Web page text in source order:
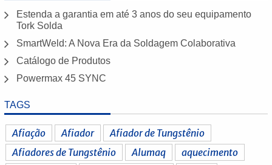
Estenda a garantia em até 3 anos do seu equipamento
Tork Solda
SmartWeld: A Nova Era da Soldagem Colaborativa
Catálogo de Produtos
Powermax 45 SYNC
TAGS
Afiação Afiador
Afiador de Tungstênio
Afiadores de Tungstênio
Alumaq
aquecimento